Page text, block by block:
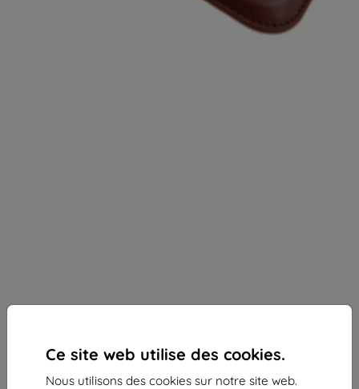
Ce site web utilise des cookies.
Nous utilisons des cookies sur notre site web.